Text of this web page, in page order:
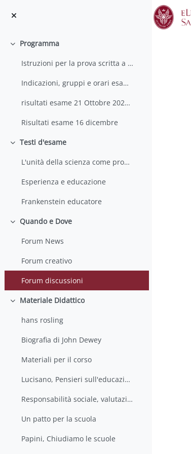
Minimizza
Programma
Istruzioni per la prova scritta a distanza
Indicazioni, gruppi e orari esame 21 ottobre
risultati esame 21 Ottobre 2022 ALL
Risultati esame 16 dicembre
Minimizza
Testi d'esame
L'unità della scienza come problema sociale
Esperienza e educazione
Frankenstein educatore
Minimizza
Quando e Dove
Forum News
Forum creativo
Forum discussioni
Minimizza
Materiale Didattico
hans rosling
Biografia di John Dewey
Materiali per il corso
Lucisano, Pensieri sull'educazione
Responsabilità sociale, valutazione e ricerca educativa
Un patto per la scuola
Papini, Chiudiamo le scuole